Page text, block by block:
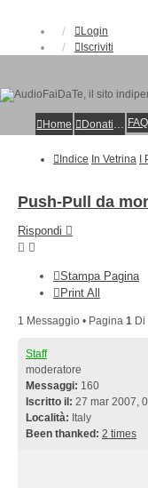
Login
Iscriviti
Home Donations FAQ
Indice In Vetrina
Push-Pull da
Rispondi
Stampa Pagina
Print All
1 Messaggio • Pagina 1 Di
Staff
moderatore
Messaggi: 160
Iscritto il: 27 mar 2007,
Località: Italy
Been thanked: 2 times